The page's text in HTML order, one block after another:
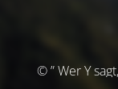
© ” Wer Y